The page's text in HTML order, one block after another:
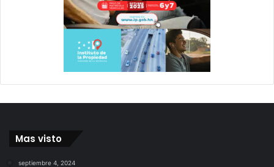
Mas visto
septiembre 4, 2024